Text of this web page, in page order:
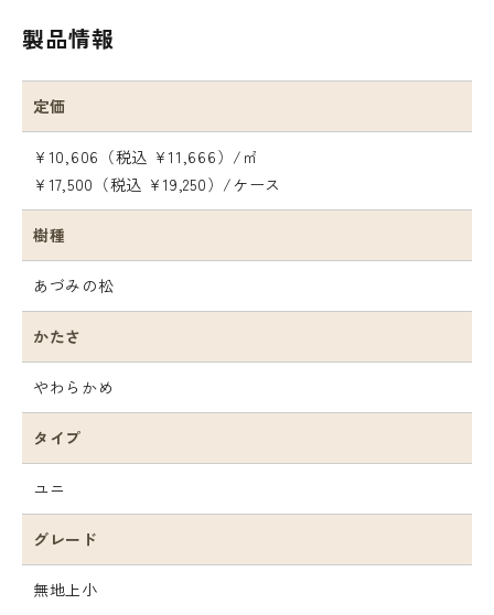
製品情報
定価
¥10,606（税込 ¥11,666）/㎡
¥17,500（税込 ¥19,250）/ケース
樹種
あづみの松
かたさ
やわらかめ
タイプ
ユニ
グレード
無地上小